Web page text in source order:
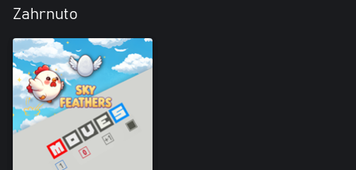
Zahrnuto